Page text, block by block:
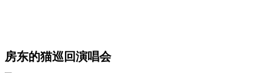
房东的猫巡回演唱会